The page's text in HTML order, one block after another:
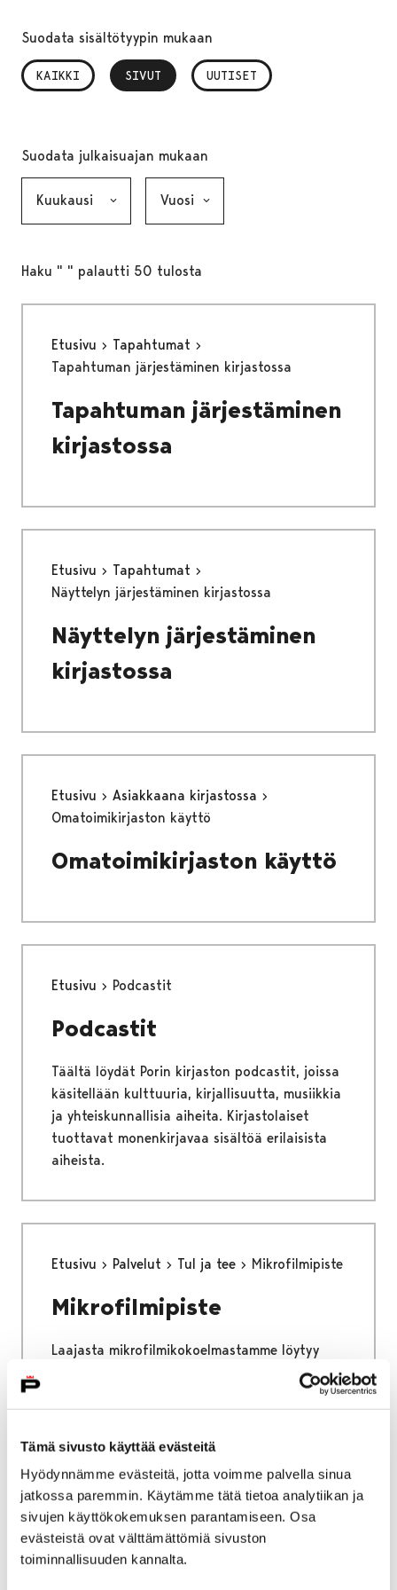
Tämä sivusto käyttää evästeitä
Hyödynnämme evästeitä, jotta voimme palvella sinua
jatkossa paremmin. Käytämme tätä tietoa analytiikan ja
sivujen käyttökokemuksen parantamiseen. Osa
evästeistä ovat välttämättömiä sivuston
toiminnallisuuden kannalta.
Suodata sisältötyypin mukaan
KAIKKI SIVUT
, VALITTU UUTISET
Suodata julkaisuajan mukaan
Haku " " palautti 50 tulosta
Etusivu
Tapahtumat
Tapahtuman järjestäminen kirjastossa
Tapahtuman järjestäminen
kirjastossa
Etusivu
Tapahtumat
Näyttelyn järjestäminen kirjastossa
Näyttelyn järjestäminen
kirjastossa
Etusivu
Asiakkaana kirjastossa
Omatoimikirjaston käyttö
Omatoimikirjaston käyttö
Etusivu Podcastit
Podcastit
Täältä löydät Porin kirjaston podcastit, joissa
käsitellään kulttuuria, kirjallisuutta, musiikkia
ja yhteiskunnallisia aiheita. Kirjastolaiset
tuottavat monenkirjavaa sisältöä erilaisista
aiheista.
Etusivu Palvelut Tul ja tee Mikrofilmipiste
Mikrofilmipiste
Laajasta mikrofilmikokoelmastamme löytyy
paikallislehtiä ja monia muita julkaisuja yli
sadan vuoden takaa. Mikrofilmi skannerin
käyttöä varten. Mikrofilmipisteellä on myös
esimerkiksi sukututkimuksen tekemisen tueksi.